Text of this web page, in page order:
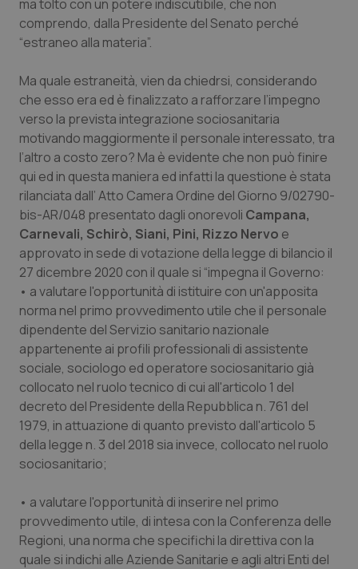
ma tolto con un potere indiscutibile, che non
comprendo, dalla Presidente del Senato perché
“estraneo alla materia”.
Ma quale estraneità, vien da chiedrsi, considerando
che esso era ed è finalizzato a rafforzare l’impegno
verso la prevista integrazione sociosanitaria
motivando maggiormente il personale interessato, tra
l’altro a costo zero? Ma è evidente che non può finire
qui ed in questa maniera ed infatti la questione è stata
rilanciata dall’ Atto Camera Ordine del Giorno 9/02790-
bis-AR/048 presentato dagli onorevoli Campana,
Carnevali, Schirò, Siani, Pini, Rizzo Nervo e
approvato in sede di votazione della legge di bilancio il
27 dicembre 2020 con il quale si “impegna il Governo:
• a valutare l'opportunità di istituire con un'apposita
norma nel primo provvedimento utile che il personale
dipendente del Servizio sanitario nazionale
appartenente ai profili professionali di assistente
sociale, sociologo ed operatore sociosanitario già
collocato nel ruolo tecnico di cui all'articolo 1 del
decreto del Presidente della Repubblica n. 761 del
1979, in attuazione di quanto previsto dall'articolo 5
della legge n. 3 del 2018 sia invece, collocato nel ruolo
sociosanitario;
• a valutare l'opportunità di inserire nel primo
provvedimento utile, di intesa con la Conferenza delle
Regioni, una norma che specifichi la direttiva con la
quale si indichi alle Aziende Sanitarie e agli altri Enti del